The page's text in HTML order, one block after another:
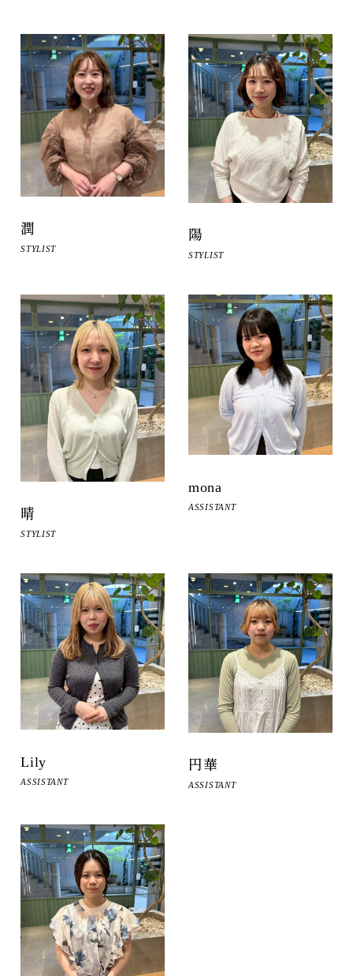
潤
STYLIST
陽
STYLIST
晴
STYLIST
mona
ASSISTANT
Lily
ASSISTANT
円華
ASSISTANT